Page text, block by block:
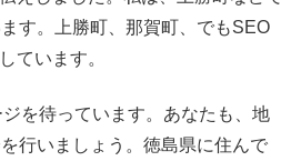
す。上勝町、那賀町、でもSEO
ています。
を待っています。あなたも、地
行いましょう。徳島県に住んで